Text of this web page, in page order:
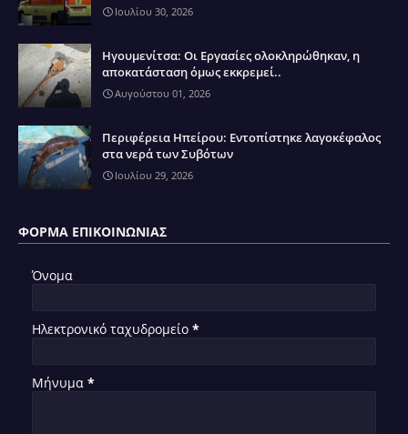
Ιουλίου 30, 2026
Ηγουμενίτσα: Οι Εργασίες ολοκληρώθηκαν, η
αποκατάσταση όμως εκκρεμεί..
Αυγούστου 01, 2026
Περιφέρεια Ηπείρου: Εντοπίστηκε λαγοκέφαλος
στα νερά των Συβότων
Ιουλίου 29, 2026
ΦΌΡΜΑ ΕΠΙΚΟΙΝΩΝΊΑΣ
Όνομα
Ηλεκτρονικό ταχυδρομείο *
Μήνυμα *